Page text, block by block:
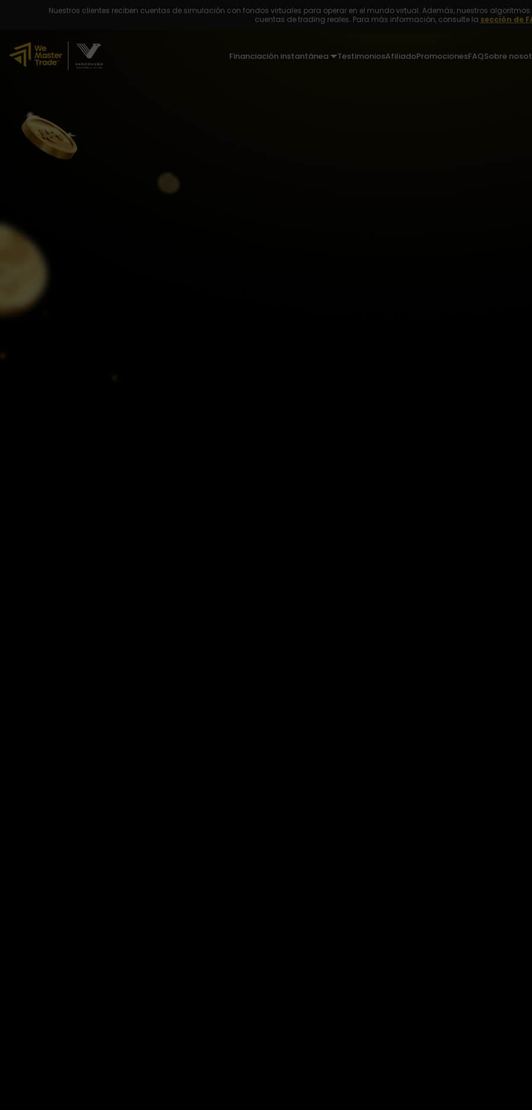
Nuestros clientes reciben cuentas de simulación con fondos virtuales para operar en el mundo virtual. Además, nuestros
cuentas de trading reales. Para más información, consulte la sección de
Financiación instantánea TestimoniosAfiliadoPromocionesFAQSobre